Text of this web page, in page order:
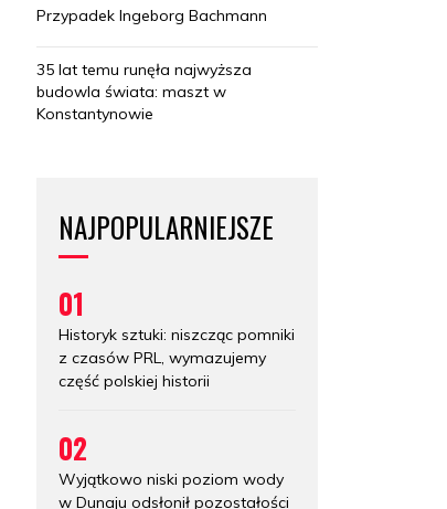
Przypadek Ingeborg Bachmann
35 lat temu runęła najwyższa
budowla świata: maszt w
Konstantynowie
NAJPOPULARNIEJSZE
01
Historyk sztuki: niszcząc pomniki
z czasów PRL, wymazujemy
część polskiej historii
02
Wyjątkowo niski poziom wody
w Dunaju odsłonił pozostałości